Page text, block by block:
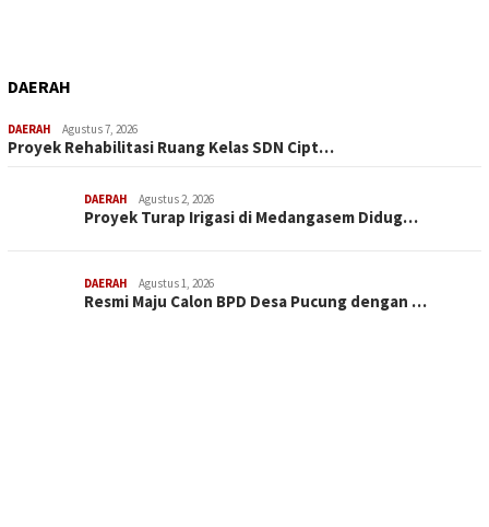
DAERAH
DAERAH Agustus 7, 2026
Proyek Rehabilitasi Ruang Kelas SDN Cipt…
DAERAH Agustus 2, 2026
Proyek Turap Irigasi di Medangasem Didug…
DAERAH Agustus 1, 2026
Resmi Maju Calon BPD Desa Pucung dengan …